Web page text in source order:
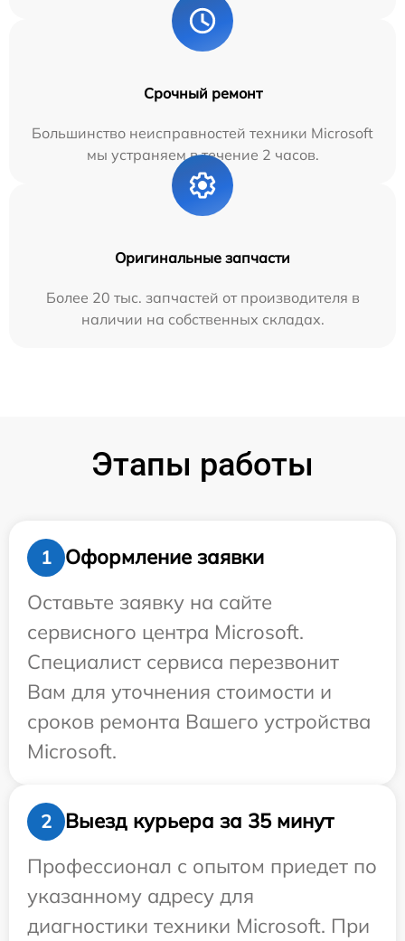
Срочный ремонт
Большинство неисправностей техники Microsoft
мы устраняем в течение 2 часов.
Оригинальные запчасти
Более 20 тыс. запчастей от производителя в
наличии на собственных складах.
Этапы работы
1
Оформление заявки
Оставьте заявку на сайте
сервисного центра Microsoft.
Специалист сервиса перезвонит
Вам для уточнения стоимости и
сроков ремонта Вашего устройства
Microsoft.
2
Выезд курьера за 35 минут
Профессионал с опытом приедет по
указанному адресу для
диагностики техники Microsoft. При